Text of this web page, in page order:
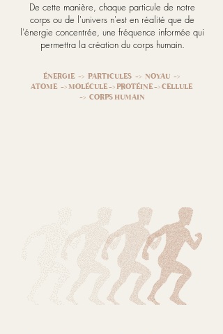
De cette manière, chaque particule de notre
corps ou de l'univers n'est en réalité que de
l'énergie concentrée, une fréquence informée qui
permettra la création du corps humain.
ÉNERGIE -> PARTICULES -> NOYAU ->
ATOME -> MOLÉCULE -> PROTÉINE -> CELLULE
-> CORPS HUMAIN